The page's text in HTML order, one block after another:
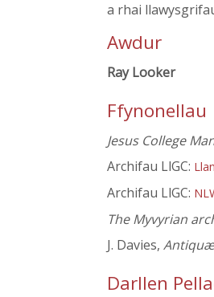
a rhai
Awdur
Ray Looker
Ffynonellau
Jesus College
Archifau LlGC:
Archifau LlGC:
The Myvyrian
J. Davies,
Darllen